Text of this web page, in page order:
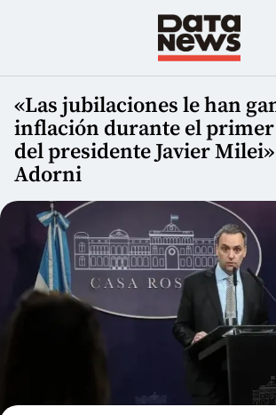
«Las jubilaciones le han
inflación durante el
del presidente Javier
Adorni